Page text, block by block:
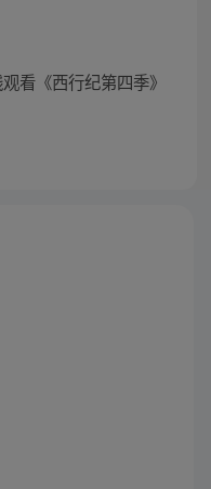
看《西行纪第四季》